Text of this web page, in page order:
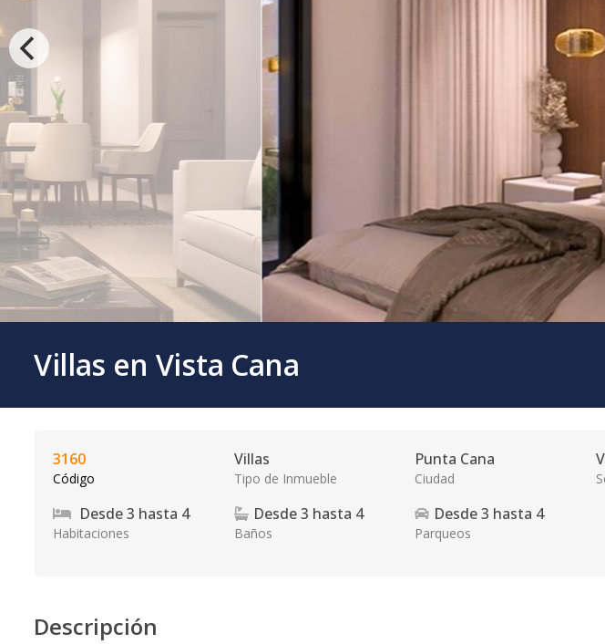
Villas en Vista Cana
3160
Código
Villas
Tipo de Inmueble
Punta Cana
Ciudad
Desde3 hasta 4
Habitaciones
Desde3 hasta 4
Baños
Desde3 hasta 4
Parqueos
Descripción